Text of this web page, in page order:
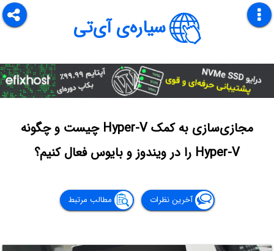
سیاره‌ی آی‌تی
مجازی‌سازی به کمک Hyper-V‌ چیست و چگونه
Hyper-V را در ویندوز و بایوس فعال کنیم؟
آخرین نظرات مطالب مرتبط